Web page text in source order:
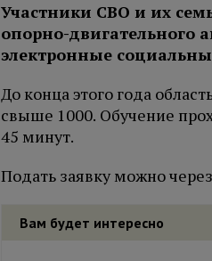
Участники СВО и их
опорно-двигательного
электронные
До конца этого года
свыше 1000. Обучение
45 минут.
Подать заявку можно через
Вам будет интересно